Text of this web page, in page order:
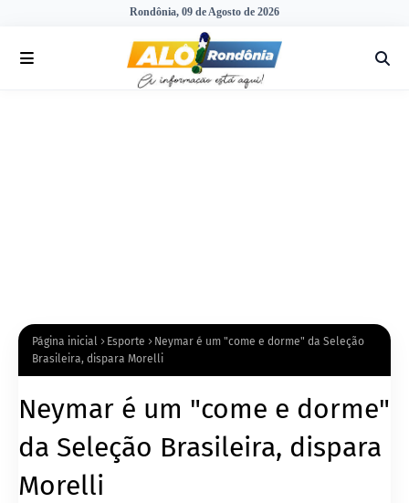
Rondônia, 09 de Agosto de 2026
Página inicial Esporte
Neymar é um "come e dorme" da Seleção
Brasileira, dispara Morelli
Neymar é um "come e dorme"
da Seleção Brasileira, dispara
Morelli